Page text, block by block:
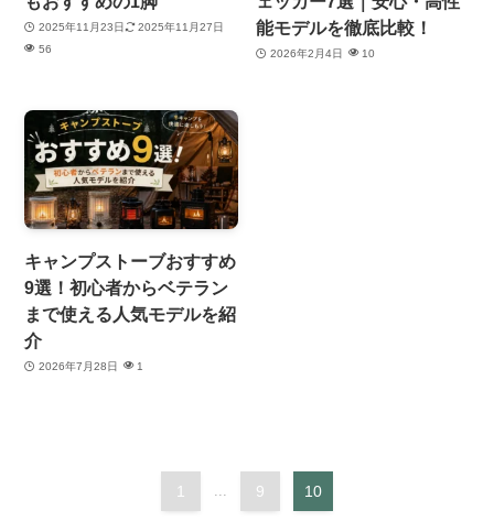
2025年11月23日
2025年11月27日
56
能モデルを徹底比較！
2026年2月4日 10
キャンプストーブおすすめ
9選！初心者からベテラン
まで使える人気モデルを紹
介
2026年7月28日 1
1 ... 9 10